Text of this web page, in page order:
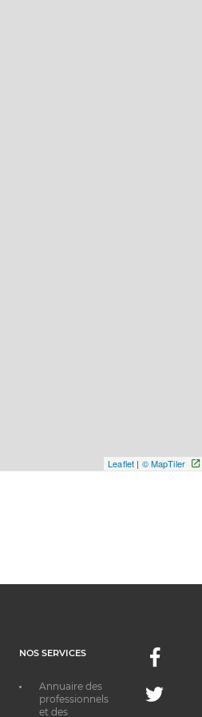
Leaflet | © MapTiler
NOS SERVICES
Annuaire des
professionnels
et des
Facebook
Twitter